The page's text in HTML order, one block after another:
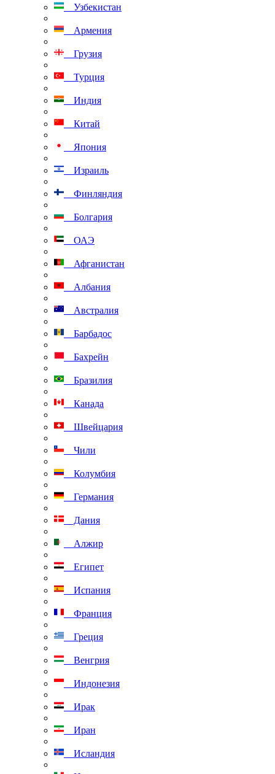
Узбекистан
Армения
Грузия
Турция
Индия
Китай
Япония
Израиль
Финляндия
Болгария
ОАЭ
Афганистан
Албания
Австралия
Барбадос
Бахрейн
Бразилия
Канада
Швейцария
Чили
Колумбия
Германия
Дания
Алжир
Египет
Испания
Франция
Греция
Венгрия
Индонезия
Ирак
Иран
Исландия